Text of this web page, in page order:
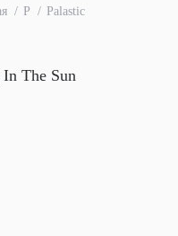
P Palastic
The Sun